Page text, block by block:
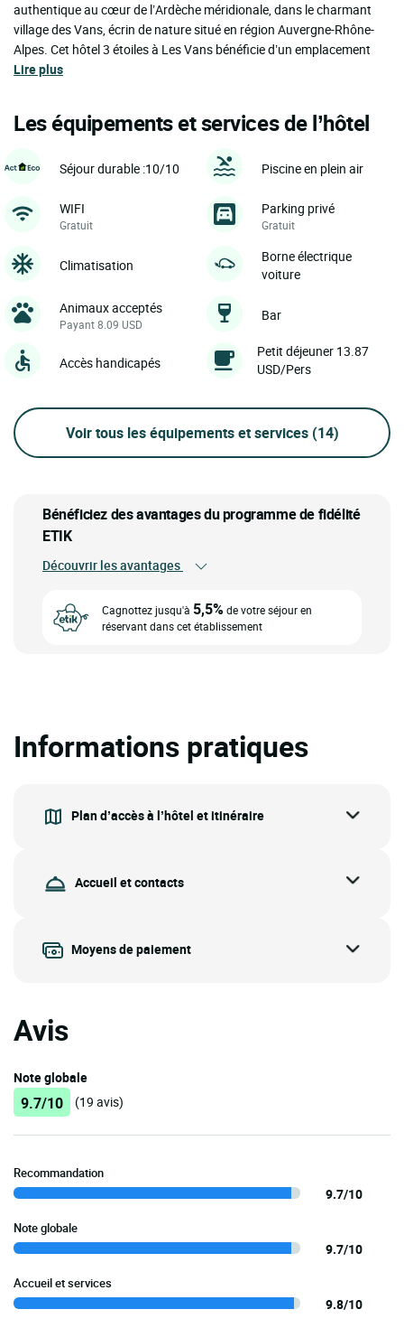
authentique au cœur de l’Ardèche méridionale, dans le charmant
village des Vans, écrin de nature situé en région Auvergne-Rhône-
Alpes. Cet hôtel 3 étoiles à Les Vans bénéficie d’un emplacement
Lire plus
Les équipements et services de l’hôtel
Séjour durable :10/10 Piscine en plein air
WIFI
Gratuit
Parking privé
Gratuit
Climatisation
Borne électrique
voiture
Animaux acceptés
Payant 8.09 USD
Bar
Accès handicapés
Petit déjeuner 13.87
USD/Pers
Voir tous les équipements et services (14)
Bénéficiez des avantages du programme de fidélité
ETIK
Découvrir les avantages
Cagnottez jusqu'à 5,5%de votre séjour en
réservant dans cet établissement
Informations pratiques
Plan d’accès à l’hôtel et itinéraire
Accueil et contacts
Moyens de paiement
Avis
Note globale
9.7/10 (19 avis)
Recommandation
9.7/10
Note globale
9.7/10
Accueil et services
9.8/10